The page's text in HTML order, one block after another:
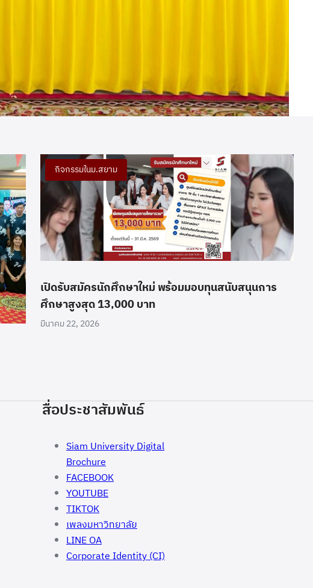
กิจกรรมในม.สยาม
เปิดรับสมัครนักศึกษาใหม่ พร้อมมอบทุนสนับสนุนการ
ศึกษาสูงสุด 13,000 บาท
มีนาคม 22, 2026
สื่อประชาสัมพันธ์
Siam University Digital
Brochure
FACEBOOK
YOUTUBE
TIKTOK
เพลงมหาวิทยาลัย
LINE OA
Corporate Identity (CI)